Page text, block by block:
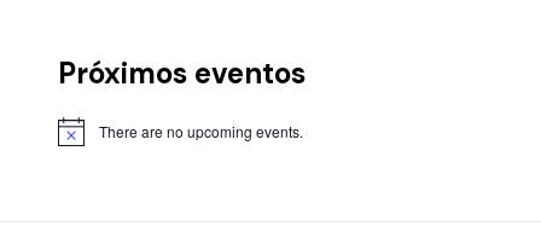
Próximos eventos
There are no upcoming events.